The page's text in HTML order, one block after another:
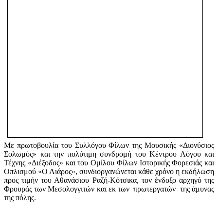
Με πρωτοβουλία του Συλλόγου Φίλων της Μουσικής «Διονύσιος
Σολωμός» και την πολύτιμη συνδρομή του Κέντρου Λόγου και
Τέχνης «Διέξοδος» και του Ομίλου Φίλων Ιστορικής Φορεσιάς και
Οπλισμού «Ο Λιάρος», συνδιοργανώνεται κάθε χρόνο η εκδήλωση
προς τιμήν του Αθανάσιου Ραζή-Κότσικα, τον ένδοξο αρχηγό της
Φρουράς των Μεσολογγιτών και εκ των πρωτεργατών της άμυνας
της πόλης.